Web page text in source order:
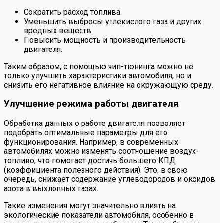
Сократить расход топлива.
Уменьшить выбросы углекислого газа и других
вредных веществ.
Повысить мощность и производительность
двигателя.
Таким образом, с помощью чип-тюнинга можно не
только улучшить характеристики автомобиля, но и
снизить его негативное влияние на окружающую среду.
Улучшение режима работы двигателя
Обработка данных о работе двигателя позволяет
подобрать оптимальные параметры для его
функционирования. Например, в современных
автомобилях можно изменять соотношение воздух-
топливо, что помогает достичь большего КПД
(коэффициента полезного действия). Это, в свою
очередь, снижает содержание углеводородов и оксидов
азота в выхлопных газах.
Такие изменения могут значительно влиять на
экологические показатели автомобиля, особенно в